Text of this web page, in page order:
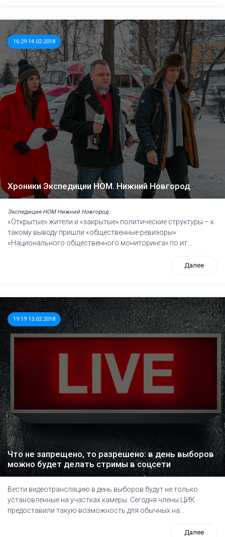
16:29 14.02.2018
Хроники Экспедиции НОМ. Нижний Новгород
Экспедиция НОМ Нижний Новгород
«Открытые» жители и «закрытые» политические структуры – к
такому выводу пришли «общественные ревизоры»
«Национального общественного мониторинга» по ит...
Далее
19:19 13.02.2018
Что не запрещено, то разрешено: в день выборов
можно будет делать стримы в соцсети
Вести видеотрансляцию в день выборов будут не только
установленные на участках камеры. Сегодня члены ЦИК
предоставили такую возможность для обычных на...
Далее